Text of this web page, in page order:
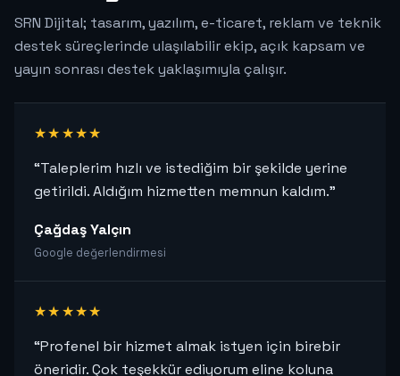
SRN Dijital; tasarım, yazılım, e-ticaret, reklam ve teknik
destek süreçlerinde ulaşılabilir ekip, açık kapsam ve
yayın sonrası destek yaklaşımıyla çalışır.
★★★★★
“Taleplerim hızlı ve istediğim bir şekilde yerine
getirildi. Aldığım hizmetten memnun kaldım.”
Çağdaş Yalçın
Google değerlendirmesi
★★★★★
“Profenel bir hizmet almak istyen için birebir
öneridir. Çok teşekkür ediyorum eline koluna